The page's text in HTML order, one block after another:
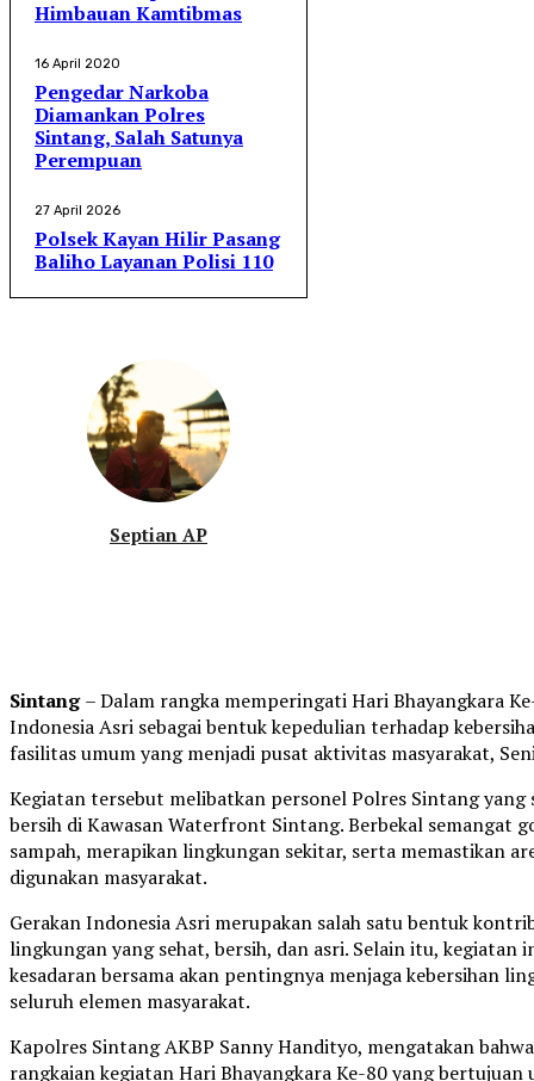
Himbauan Kamtibmas
16 April 2020
Pengedar Narkoba
Diamankan Polres
Sintang, Salah Satunya
Perempuan
27 April 2026
Polsek Kayan Hilir Pasang
Baliho Layanan Polisi 110
Septian AP
Sintang– Dalam rangka memperingati Hari Bhayangkara
Indonesia Asri sebagai bentuk kepedulian terhadap
fasilitas umum yang menjadi pusat aktivitas masyarakat,
Kegiatan tersebut melibatkan personel Polres Sintang yang
bersih di Kawasan Waterfront Sintang. Berbekal semangat
sampah, merapikan lingkungan sekitar, serta memastikan
digunakan masyarakat.
Gerakan Indonesia Asri merupakan salah satu bentuk
lingkungan yang sehat, bersih, dan asri. Selain itu, kegiatan
kesadaran bersama akan pentingnya menjaga kebersihan
seluruh elemen masyarakat.
Kapolres Sintang AKBP Sanny Handityo, mengatakan
rangkaian kegiatan Hari Bhayangkara Ke-80 yang